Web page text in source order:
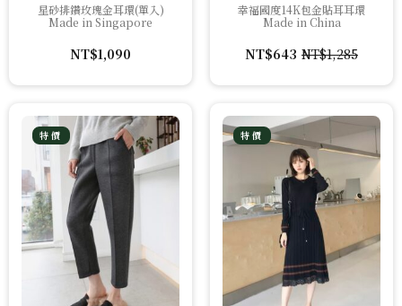
星砂排鑽玫瑰金耳環(單入)
Made in Singapore
NT$1,090
幸福國度14K包金貼耳耳環
Made in China
NT$1,285
原
價
NT$1,285。
NT$643 目
價
NT$643。
特價 特價